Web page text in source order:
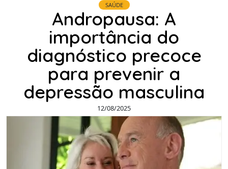
SAÚDE
Andropausa: A
importância do
diagnóstico precoce
para prevenir a
depressão masculina
12/08/2025